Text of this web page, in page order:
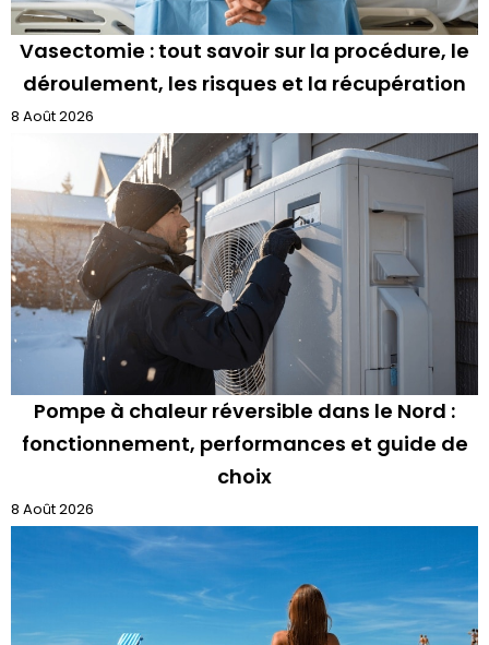
Vasectomie : tout savoir sur la procédure, le
déroulement, les risques et la récupération
8 Août 2026
Pompe à chaleur réversible dans le Nord :
fonctionnement, performances et guide de
choix
8 Août 2026